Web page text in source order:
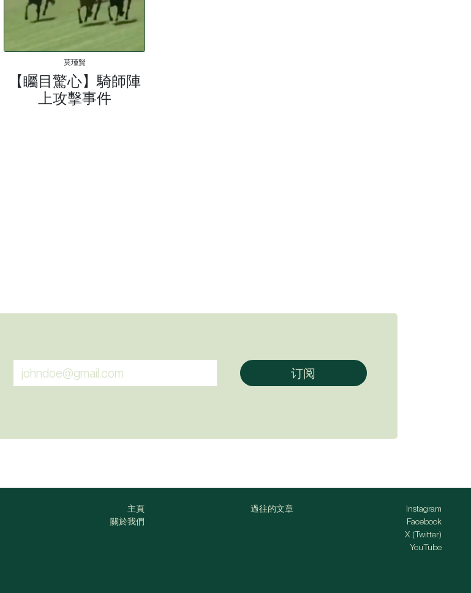
莫瑾賢
【矚目驚心】騎師陣
上攻擊事件
主頁
關於我們
過往的文章
Instagram
Facebook
X (Twitter)
YouTube